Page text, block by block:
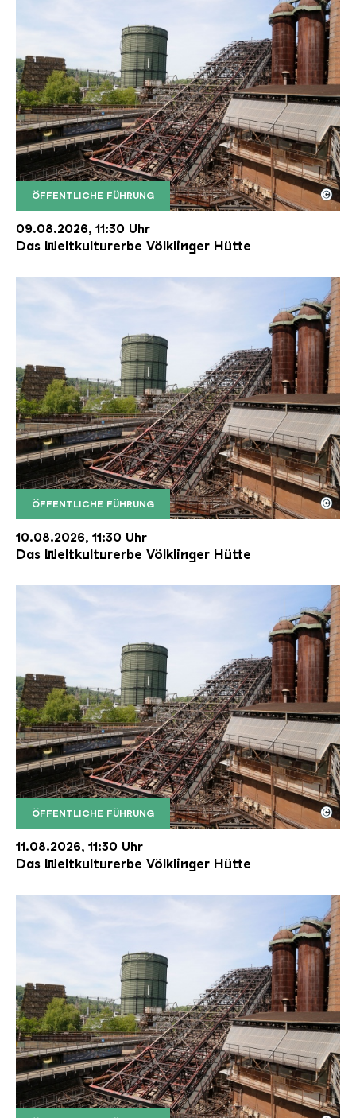
ÖFFENTLICHE FÜHRUNG
Der Erzschrägaufzug der Völklinger Hütte mit
Copyright: Weltkulturerbe Völklinger Hütte | Karl
©
09.08.2026, 11:30 Uhr
Das Weltkulturerbe Völklinger Hütte
ÖFFENTLICHE FÜHRUNG
Der Erzschrägaufzug der Völklinger Hütte mit
Copyright: Weltkulturerbe Völklinger Hütte | Karl
©
10.08.2026, 11:30 Uhr
Das Weltkulturerbe Völklinger Hütte
ÖFFENTLICHE FÜHRUNG
Der Erzschrägaufzug der Völklinger Hütte mit
Copyright: Weltkulturerbe Völklinger Hütte | Karl
©
11.08.2026, 11:30 Uhr
Das Weltkulturerbe Völklinger Hütte